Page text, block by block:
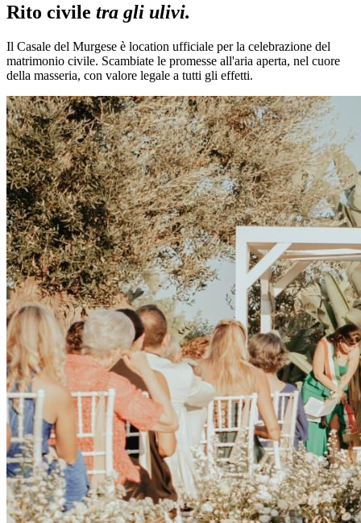
Rito civile tra gli ulivi.
Il Casale del Murgese è location ufficiale per la celebrazione del
matrimonio civile. Scambiate le promesse all'aria aperta, nel cuore
della masseria, con valore legale a tutti gli effetti.